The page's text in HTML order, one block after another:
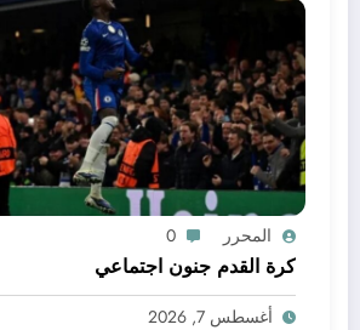
المحرر 0
كرة القدم جنون اجتماعي
أغسطس 7, 2026